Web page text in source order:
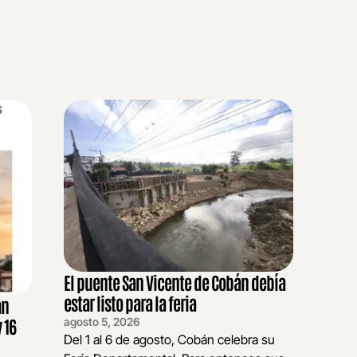
El puente San Vicente de Cobán debía
estar listo para la feria
agosto 5, 2026
Del 1 al 6 de agosto, Cobán celebra su